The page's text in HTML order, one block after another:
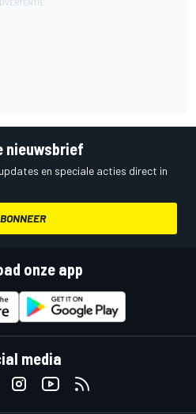
nieuwsbrief
en speciale acties direct in
onze app
media